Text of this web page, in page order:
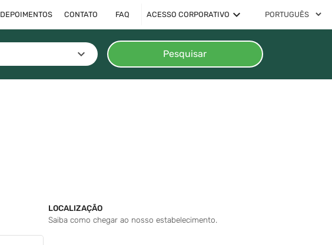
DEPOIMENTOS CONTATO FAQ ACESSO CORPORATIVO expand_more
keyboard_arrow_down Pesquisar
LOCALIZAÇÃO
Saiba como chegar ao nosso estabelecimento.